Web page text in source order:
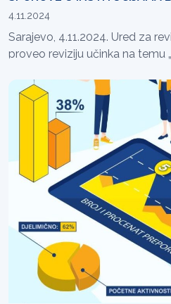
4.11.2024
Sarajevo, 4.11.2024. Ured za
proveo reviziju učinka na temu